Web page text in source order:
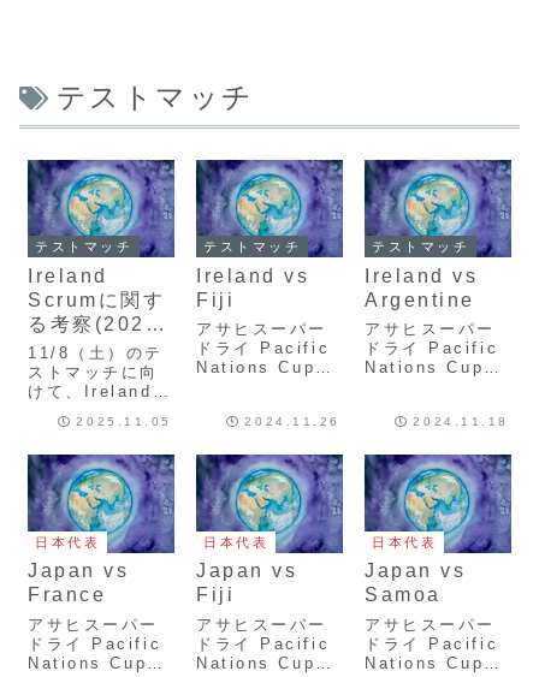
テストマッチ
テストマッチ
Ireland
Scrumに関す
る考察(2025
年秋)
11/8（土）のテ
ストマッチに向
けて、Irelandの
る個人的考察を
す。参考程度に
見ていってくだ
さい。Irelandの
特徴全体Ireland
のセットアップ
を見る限り、1番
↗️...
2025.11.05
テストマッチ
Ireland vs
Fiji
アサヒスーパー
ドライ Pacific
Nations Cup
ScrumReview
2024.11.26
テストマッチ
Ireland vs
Argentine
アサヒスーパー
ドライ Pacific
Nations Cup
ScrumReview
2024.11.18
日本代表
Japan vs
France
アサヒスーパー
ドライ Pacific
Nations Cup
日本代表
Japan vs
Fiji
アサヒスーパー
ドライ Pacific
Nations Cup
日本代表
Japan vs
Samoa
アサヒスーパー
ドライ Pacific
Nations Cup